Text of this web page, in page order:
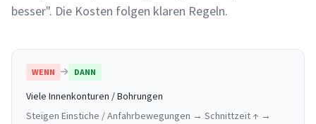
besser". Die Kosten folgen klaren Regeln.
WENN DANN
Viele Innenkonturen / Bohrungen
Steigen Einstiche / Anfahrbewegungen → Schnittzeit ↑ →